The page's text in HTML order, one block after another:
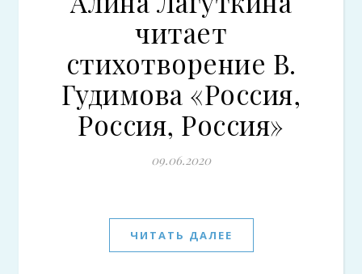
читает
стихотворение В.
Гудимова «Россия,
Россия, Россия»
09.06.2020
ЧИТАТЬ ДАЛЕЕ